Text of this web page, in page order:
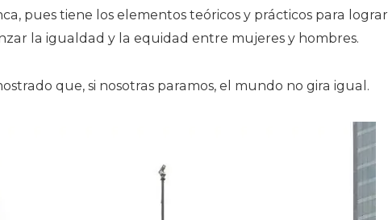
pues tiene los elementos teóricos y prácticos para lograr
la igualdad y la equidad entre mujeres y hombres.
que, si nosotras paramos, el mundo no gira igual.